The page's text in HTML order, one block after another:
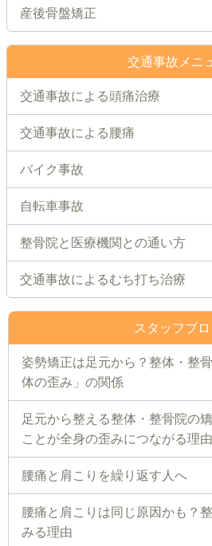
産後骨盤矯正
交通事故メニ
交通事故による頭痛治療
交通事故による腰痛
バイク事故
自転車事故
整骨院と医療機関との通い方
交通事故によるむち打ち治療
スタッフブ
姿勢矯正は足元から？整体・整
体の歪み」の関係
足元から整える整体・整骨院の
ことが全身の歪みにつながる理由
腰痛と肩こりを繰り返す人へ
腰痛と肩こりは同じ原因かも？
みる理由